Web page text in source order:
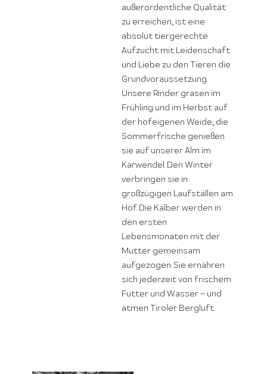
außerordentliche Qualität
zu erreichen, ist eine
absolut tiergerechte
Aufzucht mit Leidenschaft
und Liebe zu den Tieren die
Grundvoraussetzung.
Unsere Rinder grasen im
Frühling und im Herbst auf
der hofeigenen Weide, die
Sommerfrische genießen
sie auf unserer Alm im
Karwendel. Den Winter
verbringen sie in
großzügigen Laufställen am
Hof. Die Kälber werden in
den ersten
Lebensmonaten mit der
Mutter gemeinsam
aufgezogen. Sie ernähren
sich jederzeit von frischem
Futter und Wasser – und
atmen Tiroler Bergluft.